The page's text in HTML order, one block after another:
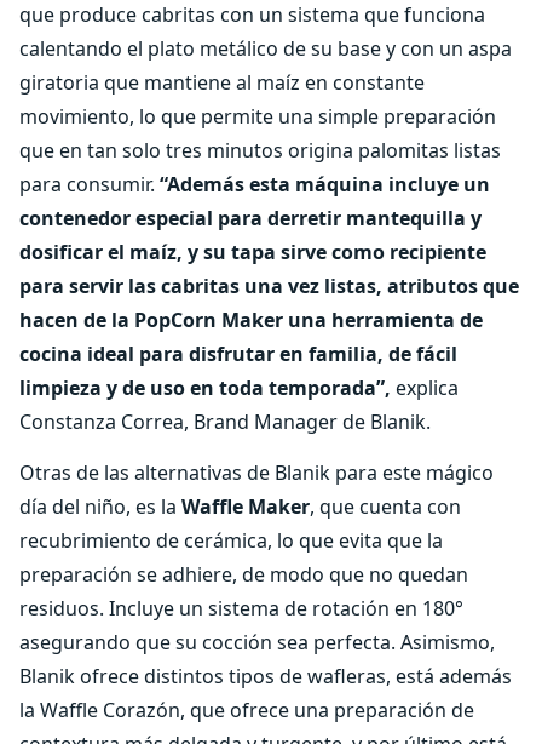
que produce cabritas con un sistema que funciona
calentando el plato metálico de su base y con un aspa
giratoria que mantiene al maíz en constante
movimiento, lo que permite una simple preparación
que en tan solo tres minutos origina palomitas listas
para consumir. “Además esta máquina incluye un
contenedor especial para derretir mantequilla y
dosificar el maíz, y su tapa sirve como recipiente
para servir las cabritas una vez listas, atributos que
hacen de la PopCorn Maker una herramienta de
cocina ideal para disfrutar en familia, de fácil
limpieza y de uso en toda temporada”, explica
Constanza Correa, Brand Manager de Blanik.
Otras de las alternativas de Blanik para este mágico
día del niño, es la Waffle Maker, que cuenta con
recubrimiento de cerámica, lo que evita que la
preparación se adhiere, de modo que no quedan
residuos. Incluye un sistema de rotación en 180°
asegurando que su cocción sea perfecta. Asimismo,
Blanik ofrece distintos tipos de wafleras, está además
la Waffle Corazón, que ofrece una preparación de